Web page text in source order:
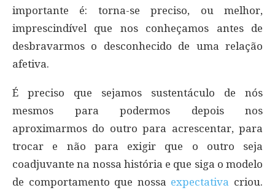
importante é: torna-se preciso, ou melhor,
imprescindível que nos conheçamos antes de
desbravarmos o desconhecido de uma relação
afetiva.
É preciso que sejamos sustentáculo de nós
mesmos para podermos depois nos
aproximarmos do outro para acrescentar, para
trocar e não para exigir que o outro seja
coadjuvante na nossa história e que siga o modelo
de comportamento que nossa expectativa criou.